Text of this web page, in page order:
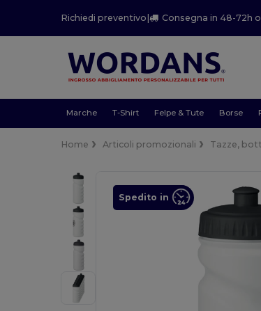
Richiedi preventivo | Consegna in 48-72h
Marche T-Shirt Felpe & Tute Borse
Home Articoli promozionali Tazze,
Spedito in